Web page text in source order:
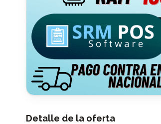
Detalle de la oferta